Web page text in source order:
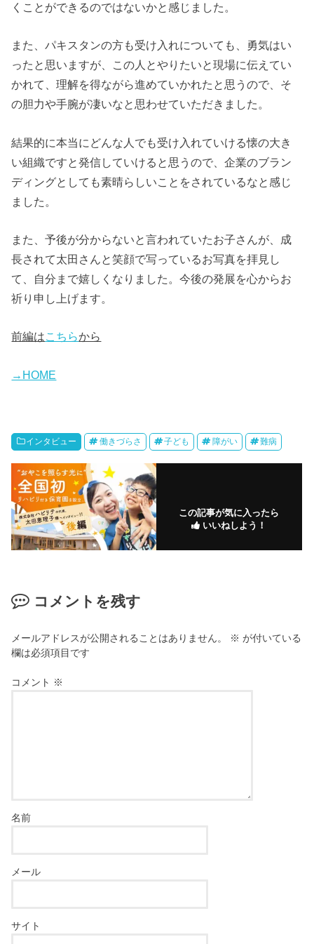
くことができるのではないかと感じました。
また、パキスタンの方も受け入れについても、 勇気はい
ったと思いますが、この人とやりたいと現場に伝えてい
かれて、理解を得ながら進めていかれたと思うので、そ
の胆力や手腕が凄いなと思わせていただきました。
結果的に本当にどんな人でも受け入れていける懐の大き
い組織ですと発信していけると思うので、企業のブラン
ディングとしても素晴らしいことをされているなと感じ
ました。
また、予後が分からないと言われていたお子さんが、成
長されて太田さんと笑顔で写っているお写真を拝見し
て、自分まで嬉しくなりました。今後の発展を心からお
祈り申し上げます。
前編はこちらから
→HOME
インタビュー 働きづらさ 子ども 障がい 難病
この記事が気に入ったら
いいねしよう！
コメントを残す
メールアドレスが公開されることはありません。 ※ が付いている
欄は必須項目です
コメント ※
名前
メール
サイト